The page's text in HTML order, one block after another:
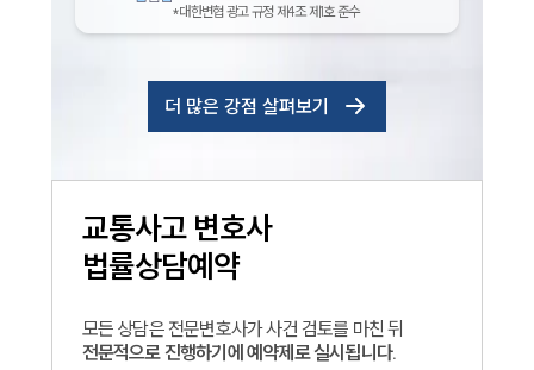
*대한변협 광고 규정 제4조 제1호 준수
더 많은 강점 살펴보기
교통사고변호사
법률상담예약
모든 상담은 전문변호사가 사건 검토를 마친 뒤
전문적으로 진행하기에 예약제로 실시됩니다.